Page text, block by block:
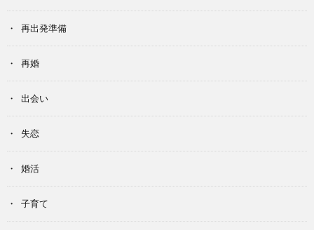
再出発準備
再婚
出会い
失恋
婚活
子育て